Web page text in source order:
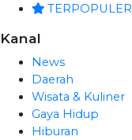
TERPOPULER
Kanal
News
Daerah
Wisata & Kuliner
Gaya Hidup
Hiburan